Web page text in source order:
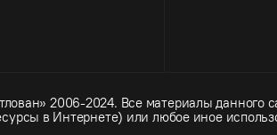
2006-2024. Все материалы данного
в Интернете) или любое иное